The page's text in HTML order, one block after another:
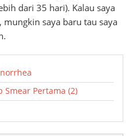
dari 35 hari). Kalau saya
mungkin saya baru tau saya
Smear Pertama (2)